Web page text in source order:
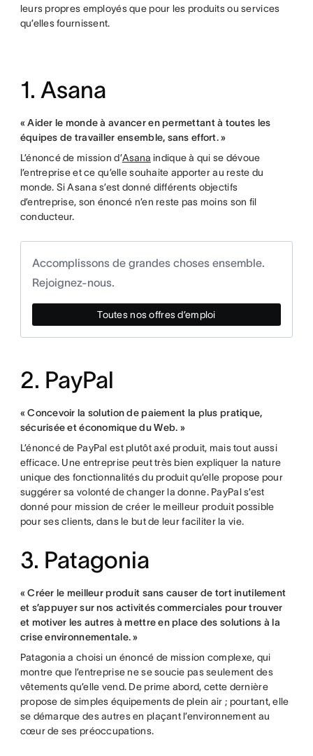
leurs propres employés que pour les produits ou services
qu’elles fournissent.
1. Asana
« Aider le monde à avancer en permettant à toutes les
équipes de travailler ensemble, sans effort. »
L’énoncé de mission d’Asana indique à qui se dévoue
l’entreprise et ce qu’elle souhaite apporter au reste du
monde. Si Asana s’est donné différents objectifs
d’entreprise, son énoncé n’en reste pas moins son fil
conducteur.
Accomplissons de grandes choses ensemble.
Rejoignez-nous.
Toutes nos offres d’emploi
2. PayPal
« Concevoir la solution de paiement la plus pratique,
sécurisée et économique du Web. »
L’énoncé de PayPal est plutôt axé produit, mais tout aussi
efficace. Une entreprise peut très bien expliquer la nature
unique des fonctionnalités du produit qu’elle propose pour
suggérer sa volonté de changer la donne. PayPal s’est
donné pour mission de créer le meilleur produit possible
pour ses clients, dans le but de leur faciliter la vie.
3. Patagonia
« Créer le meilleur produit sans causer de tort inutilement
et s’appuyer sur nos activités commerciales pour trouver
et motiver les autres à mettre en place des solutions à la
crise environnementale. »
Patagonia a choisi un énoncé de mission complexe, qui
montre que l’entreprise ne se soucie pas seulement des
vêtements qu’elle vend. De prime abord, cette dernière
propose de simples équipements de plein air ; pourtant, elle
se démarque des autres en plaçant l’environnement au
cœur de ses préoccupations.